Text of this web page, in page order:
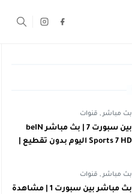
بث مباشر, قنوات
بين سبورت 7 | بث مباشر beIN
Sports 7 HD اليوم بدون تقطيع |
بث مباشر, قنوات
بث مباشر بين سبورت 1 | مشاهدة